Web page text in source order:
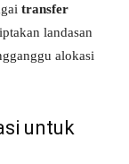
transfer
landasan
alokasi
untuk